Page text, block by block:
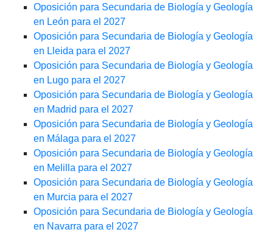
Oposición para Secundaria de Biología y Geología
en León para el 2027
Oposición para Secundaria de Biología y Geología
en Lleida para el 2027
Oposición para Secundaria de Biología y Geología
en Lugo para el 2027
Oposición para Secundaria de Biología y Geología
en Madrid para el 2027
Oposición para Secundaria de Biología y Geología
en Málaga para el 2027
Oposición para Secundaria de Biología y Geología
en Melilla para el 2027
Oposición para Secundaria de Biología y Geología
en Murcia para el 2027
Oposición para Secundaria de Biología y Geología
en Navarra para el 2027